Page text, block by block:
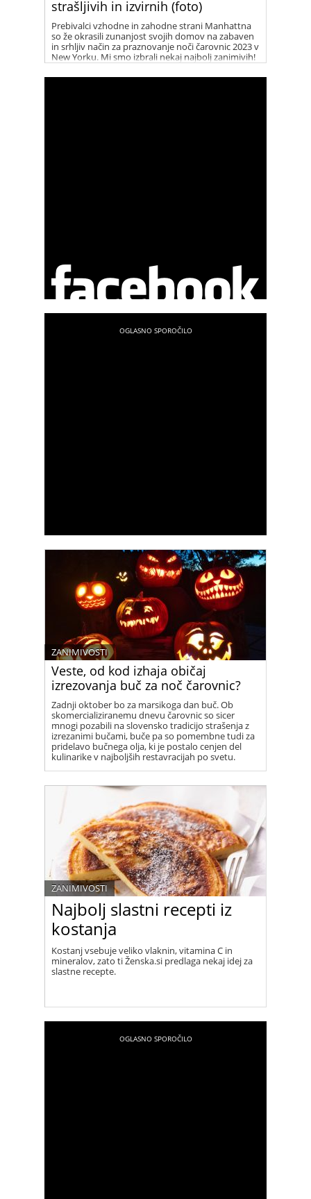
strašljivih in izvirnih (foto)
Prebivalci vzhodne in zahodne strani Manhattna
so že okrasili zunanjost svojih domov na zabaven
in srhljiv način za praznovanje noči čarovnic 2023 v
New Yorku. Mi smo izbrali nekaj najbolj zanimivih!
Veste, od kod izhaja običaj
izrezovanja buč za noč čarovnic?
ZANIMIVOSTI
Zadnji oktober bo za marsikoga dan buč. Ob
skomercializiranemu dnevu čarovnic so sicer
mnogi pozabili na slovensko tradicijo strašenja z
izrezanimi bučami, buče pa so pomembne tudi za
pridelavo bučnega olja, ki je postalo cenjen del
kulinarike v najboljših restavracijah po svetu.
Najbolj slastni recepti iz
kostanja
ZANIMIVOSTI
Kostanj vsebuje veliko vlaknin, vitamina C in
mineralov, zato ti Ženska.si predlaga nekaj idej za
slastne recepte.